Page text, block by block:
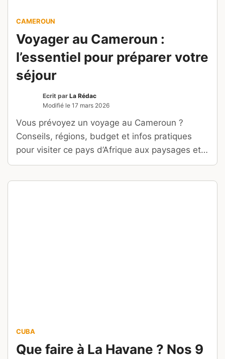
CAMEROUN
Voyager au Cameroun :
l’essentiel pour préparer votre
séjour
Ecrit par La Rédac
Modifié le 17 mars 2026
Vous prévoyez un voyage au Cameroun ?
Conseils, régions, budget et infos pratiques
pour visiter ce pays d’Afrique aux paysages et
cultures d’une rare diversité.
CUBA
Que faire à La Havane ? Nos 9